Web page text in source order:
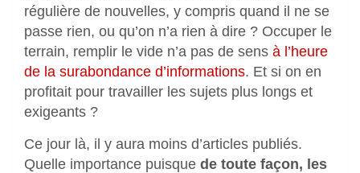
régulière de nouvelles, y compris quand il ne se
passe rien, ou qu’on n’a rien à dire ? Occuper le
terrain, remplir le vide n’a pas de sens à l’heure
de la surabondance d’informations. Et si on en
profitait pour travailler les sujets plus longs et
exigeants ?
Ce jour là, il y aura moins d’articles publiés.
Quelle importance puisque de toute façon, les